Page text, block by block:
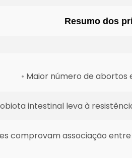
Resumo dos
• Maior número de abortos
intestinal leva à
comprovam associação